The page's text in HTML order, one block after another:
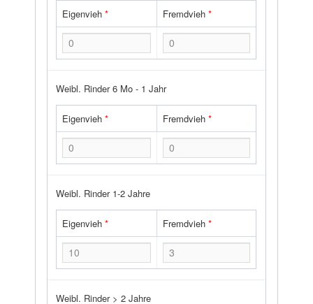
Eigenvieh* Fremdvieh*
Weibl. Rinder 6 Mo - 1 Jahr
Eigenvieh* Fremdvieh*
Weibl. Rinder 1-2 Jahre
Eigenvieh* Fremdvieh*
Weibl. Rinder > 2 Jahre